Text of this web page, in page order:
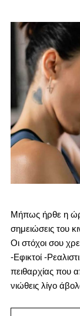
Μήπως ήρθε η ώρα
σημειώσεις του
Οι στόχοι σου
-Εφικτοί -
πειθαρχίας που
νιώθεις λίγο